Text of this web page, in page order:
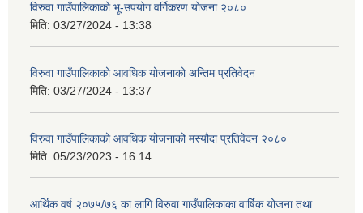
विरुवा गाउँपालिकाको भू-उपयोग वर्गिकरण योजना २०८०
मिति: 03/27/2024 - 13:38
विरुवा गाउँपालिकाको आवधिक योजनाको अन्तिम प्रतिवेदन
मिति: 03/27/2024 - 13:37
विरुवा गाउँपालिकाको आवधिक योजनाको मस्यौदा प्रतिवेदन २०८०
मिति: 05/23/2023 - 16:14
आर्थिक वर्ष २०७५/७६ का लागि विरुवा गाउँपालिकाका वार्षिक योजना तथा